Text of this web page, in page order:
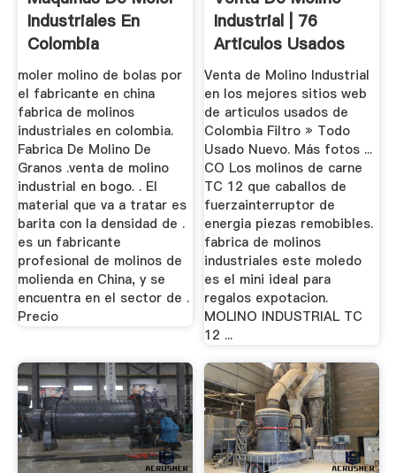
Industriales En
Colombia
moler molino de bolas por
el fabricante en china
fabrica de molinos
industriales en colombia.
Fabrica De Molino De
Granos .venta de molino
industrial en bogo. . El
material que va a tratar es
barita con la densidad de .
es un fabricante
profesional de molinos de
molienda en China, y se
encuentra en el sector de .
Precio
Industrial | 76
Articulos Usados
Venta de Molino Industrial
en los mejores sitios web
de articulos usados de
Colombia Filtro » Todo
Usado Nuevo. Más fotos ...
CO Los molinos de carne
TC 12 que caballos de
fuerzainterruptor de
energia piezas remobibles.
fabrica de molinos
industriales este moledo
es el mini ideal para
regalos expotacion.
MOLINO INDUSTRIAL TC
12 ...